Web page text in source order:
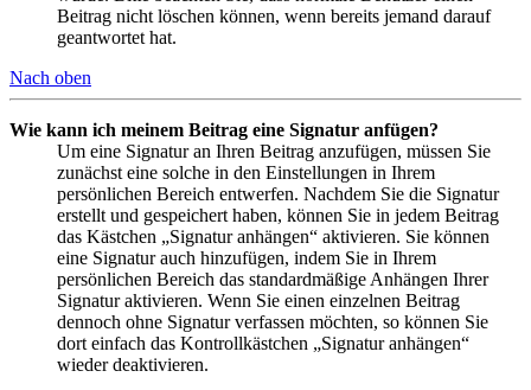
Beitrag nicht löschen können, wenn bereits jemand darauf
geantwortet hat.
Nach oben
Wie kann ich meinem Beitrag eine Signatur anfügen?
Um eine Signatur an Ihren Beitrag anzufügen, müssen Sie
zunächst eine solche in den Einstellungen in Ihrem
persönlichen Bereich entwerfen. Nachdem Sie die Signatur
erstellt und gespeichert haben, können Sie in jedem Beitrag
das Kästchen „Signatur anhängen“ aktivieren. Sie können
eine Signatur auch hinzufügen, indem Sie in Ihrem
persönlichen Bereich das standardmäßige Anhängen Ihrer
Signatur aktivieren. Wenn Sie einen einzelnen Beitrag
dennoch ohne Signatur verfassen möchten, so können Sie
dort einfach das Kontrollkästchen „Signatur anhängen“
wieder deaktivieren.